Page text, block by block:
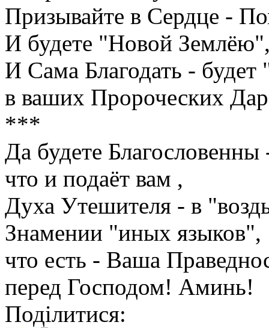
Призывайте в Сердце -
И будете "Новой
И Сама Благодать -
в ваших Пророческих
***
Да будете
что и подаёт вам ,
Духа Утешителя - в
Знамении "иных языков",
что есть - Ваша
перед Господом! Аминь!
Поділитися: